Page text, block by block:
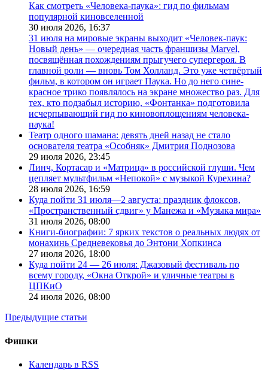
Как смотреть «Человека-паука»: гид по фильмам
популярной киновселенной
30 июля 2026, 16:37
31 июля на мировые экраны выходит «Человек-паук:
Новый день» — очередная часть франшизы Marvel,
посвящённая похождениям прыгучего супергероя. В
главной роли — вновь Том Холланд. Это уже четвёртый
фильм, в котором он играет Паука. Но до него сине-
красное трико появлялось на экране множество раз. Для
тех, кто подзабыл историю, «Фонтанка» подготовила
исчерпывающий гид по киновоплощениям человека-
паука!
Театр одного шамана: девять дней назад не стало
основателя театра «Особняк» Дмитрия Поднозова
29 июля 2026, 23:45
Линч, Кортасар и «Матрица» в российской глуши. Чем
цепляет мультфильм «Непокой» с музыкой Курехина?
28 июля 2026, 16:59
Куда пойти 31 июля—2 августа: праздник флоксов,
«Пространственный сдвиг» у Манежа и «Музыка мира»
31 июля 2026, 08:00
Книги-биографии: 7 ярких текстов о реальных людях от
монахинь Средневековья до Энтони Хопкинса
27 июля 2026, 18:00
Куда пойти 24 — 26 июля: Джазовый фестиваль по
всему городу, «Окна Открой» и уличные театры в
ЦПКиО
24 июля 2026, 08:00
Предыдущие статьи
Фишки
Календарь в RSS